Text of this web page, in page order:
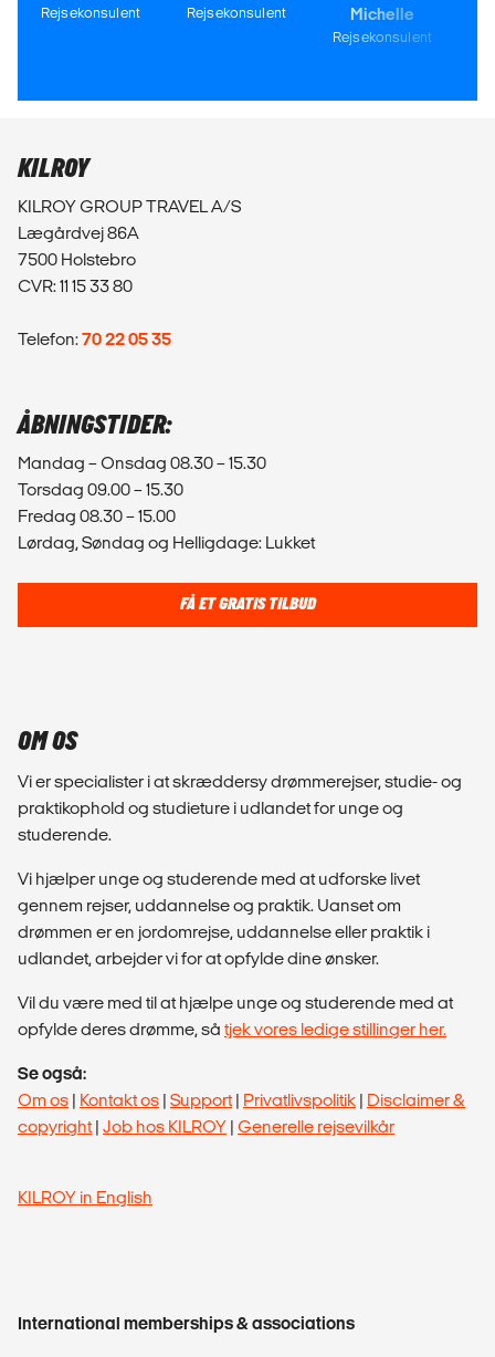
Rejsekonsulent Rejsekonsulent
Michelle
Rejsekonsulent
KILROY
KILROY GROUP TRAVEL A/S
Lægårdvej 86A
7500 Holstebro
CVR: 11 15 33 80
Telefon:70 22 05 35
ÅBNINGSTIDER:
Mandag – Onsdag 08.30 – 15.30
Torsdag 09.00 – 15.30
Fredag 08.30 – 15.00
Lørdag, Søndag og Helligdage: Lukket
FÅ ET GRATIS TILBUD
OM OS
Vi er specialister i at skræddersy drømmerejser, studie- og
praktikophold og studieture i udlandet for unge og
studerende.
Vi hjælper unge og studerende med at udforske livet
gennem rejser, uddannelse og praktik. Uanset om
drømmen er en jordomrejse, uddannelse eller praktik i
udlandet, arbejder vi for at opfylde dine ønsker.
Vil du være med til at hjælpe unge og studerende med at
opfylde deres drømme, så tjek vores ledige stillinger her.
Se også:
Om os | Kontakt os | Support| Privatlivspolitik | Disclaimer &
copyright| Job hos KILROY | Generelle rejsevilkår
KILROY in English
International memberships & associations